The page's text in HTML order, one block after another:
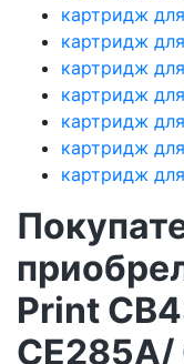
картридж
картридж
картридж
картридж
картридж
картридж
картридж
Print
CE285A/